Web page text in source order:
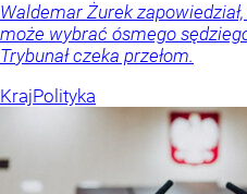
Waldemar Żurek
może wybrać ósmego
Trybunał czeka przełom.
KrajPolityka